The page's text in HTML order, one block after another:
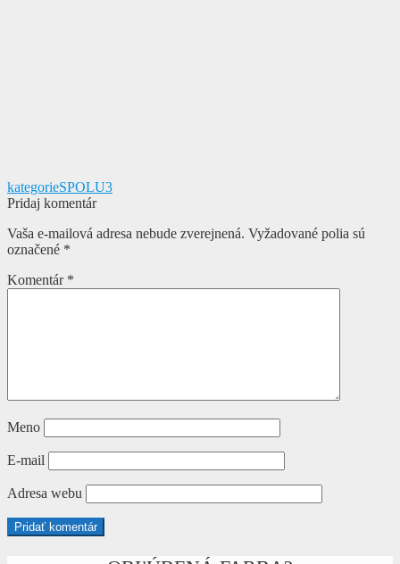
Navigácia
v
článku
Predchádzajúci
článok:
kategorieSPOLU3
Pridaj komentár
Vaša e-mailová adresa nebude zverejnená. Vyžadované polia sú
označené *
Komentár *
Meno
E-mail
Adresa webu